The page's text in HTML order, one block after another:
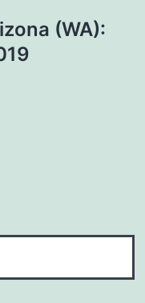
(WA):